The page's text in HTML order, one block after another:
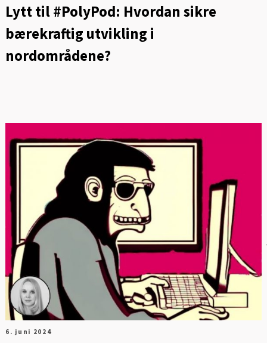
Lytt til #PolyPod: Hvordan sikre
bærekraftig utvikling i
nordområdene?
6. juni 2024